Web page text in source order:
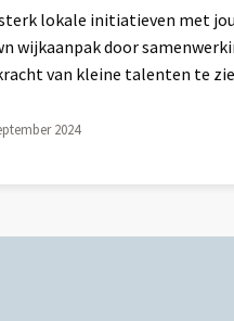
lokale initiatieven met
wijkaanpak door
van kleine talenten te
2024